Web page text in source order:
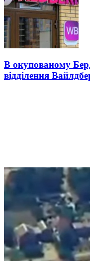
В окупованому
відділення